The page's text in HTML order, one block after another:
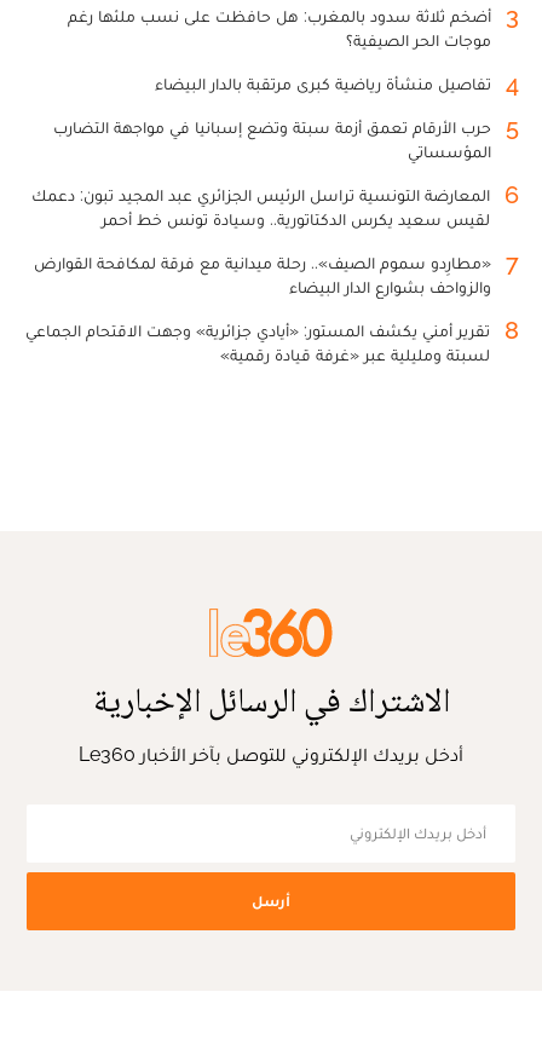
3
أضخم ثلاثة سدود بالمغرب: هل حافظت على نسب ملئها رغم
موجات الحر الصيفية؟
4 تفاصيل منشأة رياضية كبرى مرتقبة بالدار البيضاء
5
حرب الأرقام تعمق أزمة سبتة وتضع إسبانيا في مواجهة التضارب
المؤسساتي
6
المعارضة التونسية تراسل الرئيس الجزائري عبد المجيد تبون: دعمك
لقيس سعيد يكرس الدكتاتورية.. وسيادة تونس خط أحمر
7
«مطارِدو سموم الصيف».. رحلة ميدانية مع فرقة لمكافحة القوارض
والزواحف بشوارع الدار البيضاء
8
تقرير أمني يكشف المستور: «أيادي جزائرية» وجهت الاقتحام الجماعي
لسبتة ومليلية عبر «غرفة قيادة رقمية»
الاشتراك في الرسائل الإخبارية
أدخل بريدك الإلكتروني للتوصل بآخر الأخبار Le360
أرسل